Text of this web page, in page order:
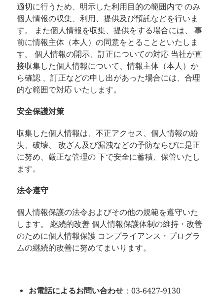
適切に行うため、明示した利用目的の範囲内で のみ
個人情報の収集、利用、提供及び預託などを行いま
す。 また個人情報を収集、提供をする場合には、 事
前に情報主体（本人）の同意をとることといたしま
す。 個人情報の開示、訂正についての対応 当社が直
接収集した個人情報について、情報主体（本人）か
ら確認 、訂正などの申し出があった場合には、合理
的な範囲で対応 いたします。
安全保護対策
収集した個人情報は、不正アクセス、個人情報の紛
失、破壊、 改ざん及び漏洩などの予防ならびに是正
に努め、厳正な管理の 下で安全に蓄積、保管いたし
ます。
法令遵守
個人情報保護の法令およびその他の規範を遵守いた
します。 継続的改善 個人情報保護体制の維持・改善
のために個人情報保護 コンプライアンス・プログラ
ムの継続的改善に努めてまいります。
お電話によるお問い合わせ：03-6427-9130